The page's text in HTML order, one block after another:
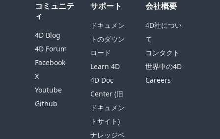
コミュニテ
ィ
4D Blog
4D Forum
Facebook
X
Youtube
Github
サポート
ドキュメン
トのダウン
ロード
Learn 4D
4D Doc
Center (旧
ドキュメン
トサイト)
ナレッジベ
会社概要
4D社につい
て
コンタクト
世界中の4D
Careers